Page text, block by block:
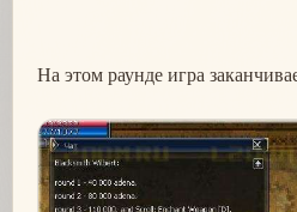
На этом раунде игра